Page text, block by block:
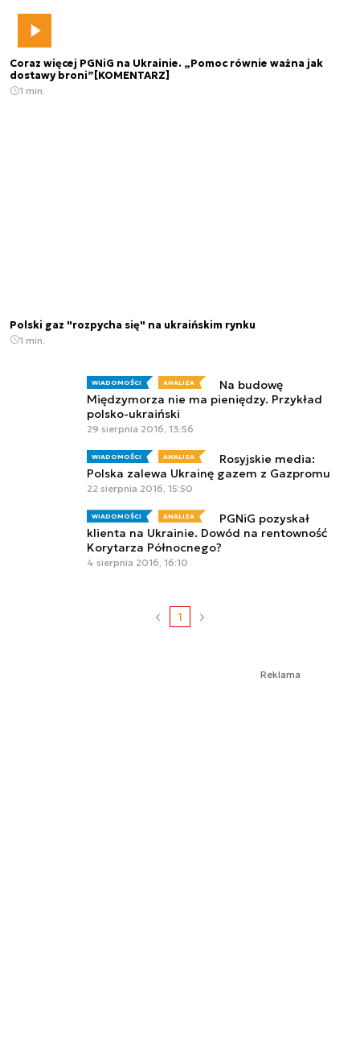
Coraz więcej PGNiG na Ukrainie. „Pomoc równie ważna jak
dostawy broni”[KOMENTARZ]
1 min.
Polski gaz "rozpycha się" na ukraińskim rynku
1 min.
WIADOMOŚCI ANALIZA
Na budowę
Międzymorza nie ma pieniędzy. Przykład
polsko-ukraiński
29 sierpnia 2016, 13:56
WIADOMOŚCI ANALIZA
Rosyjskie media:
Polska zalewa Ukrainę gazem z Gazpromu
22 sierpnia 2016, 15:50
WIADOMOŚCI ANALIZA
PGNiG pozyskał
klienta na Ukrainie. Dowód na rentowność
Korytarza Północnego?
4 sierpnia 2016, 16:10
1
Reklama